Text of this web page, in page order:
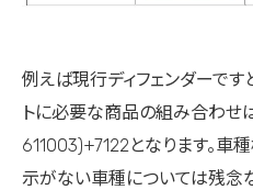
例えば現行ディフェンダーです
トに必要な商品の組み合わせ
611003)+7122となります。車
示がない車種については残念